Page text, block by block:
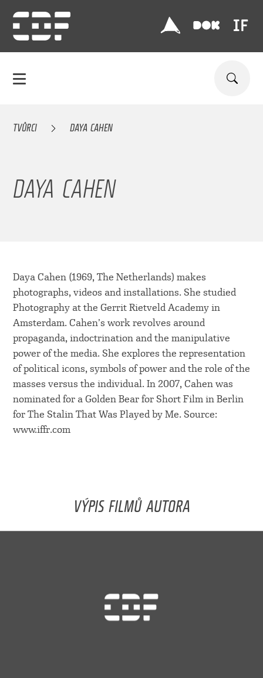
TVŮRCI DAYA CAHEN
DAYA CAHEN
Daya Cahen (1969, The Netherlands) makes
photographs, videos and installations. She studied
Photography at the Gerrit Rietveld Academy in
Amsterdam. Cahen’s work revolves around
propaganda, indoctrination and the manipulative
power of the media. She explores the representation
of political icons, symbols of power and the role of the
masses versus the individual. In 2007, Cahen was
nominated for a Golden Bear for Short Film in Berlin
for The Stalin That Was Played by Me. Source:
www.iffr.com
VÝPIS FILMŮ AUTORA